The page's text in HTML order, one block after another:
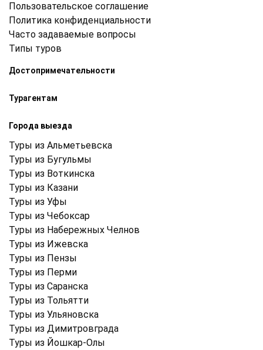
Пользовательское соглашение
Политика конфиденциальности
Часто задаваемые вопросы
Типы туров
Достопримечательности
Турагентам
Города выезда
Туры из Альметьевска
Туры из Бугульмы
Туры из Воткинска
Туры из Казани
Туры из Уфы
Туры из Чебоксар
Туры из Набережных Челнов
Туры из Ижевска
Туры из Пензы
Туры из Перми
Туры из Саранска
Туры из Тольятти
Туры из Ульяновска
Туры из Димитровграда
Туры из Йошкар-Олы